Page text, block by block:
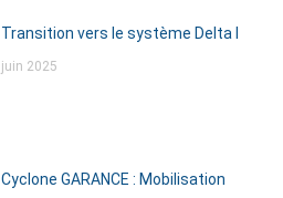
Transition vers le système Delta I
juin 2025
Cyclone GARANCE : Mobilisation